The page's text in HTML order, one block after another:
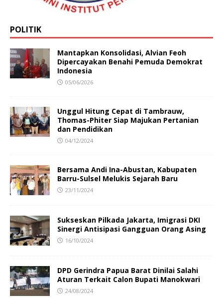
POLITIK
Mantapkan Konsolidasi, Alvian Feoh
Dipercayakan Benahi Pemuda Demokrat
Indonesia
05/06/2026
Unggul Hitung Cepat di Tambrauw,
Thomas-Phiter Siap Majukan Pertanian
dan Pendidikan
04/12/2024
Bersama Andi Ina-Abustan, Kabupaten
Barru-Sulsel Melukis Sejarah Baru
23/11/2024
Sukseskan Pilkada Jakarta, Imigrasi DKI
Sinergi Antisipasi Gangguan Orang Asing
16/10/2024
DPD Gerindra Papua Barat Dinilai Salahi
Aturan Terkait Calon Bupati Manokwari
24/08/2024